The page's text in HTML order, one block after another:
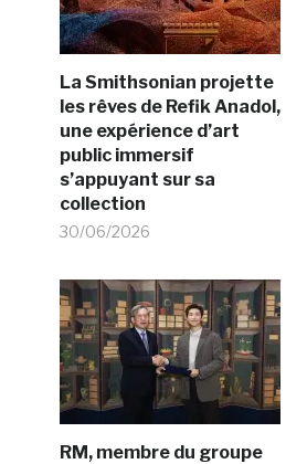
La Smithsonian projette
les rêves de Refik Anadol,
une expérience d’art
public immersif
s’appuyant sur sa
collection
30/06/2026
RM, membre du groupe